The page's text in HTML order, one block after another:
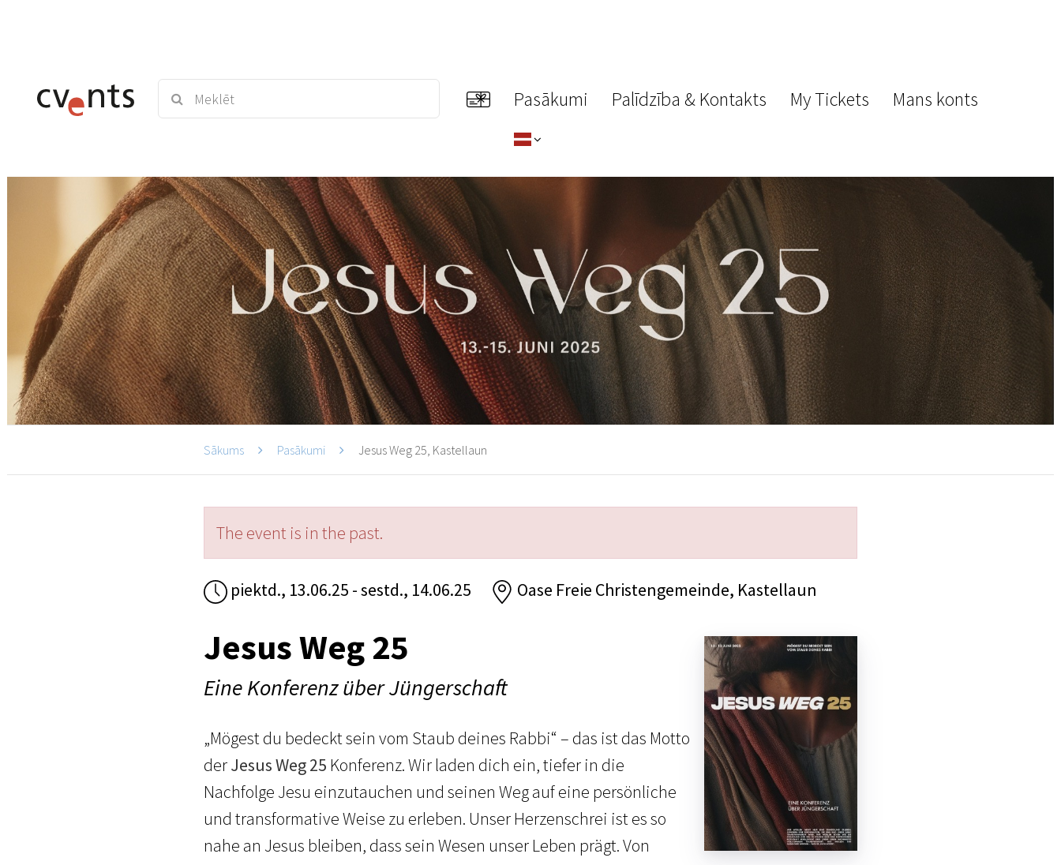
Pasākumi Palīdzība & Kontakts My Tickets Mans konts
Sākums Pasākumi Jesus Weg 25, Kastellaun
The event is in the past.
piektd., 13.06.25 - sestd., 14.06.25 Oase Freie Christengemeinde, Kastellaun
Jesus Weg 25
Eine Konferenz über Jüngerschaft
„Mögest du bedeckt sein vom Staub deines Rabbi“ – das ist das Motto
derJesus Weg 25 Konferenz. Wir laden dich ein, tiefer in die
Nachfolge Jesu einzutauchen und seinen Weg auf eine persönliche
und transformative Weise zu erleben. Unser Herzenschrei ist es so
nahe an Jesus bleiben, dass sein Wesen unser Leben prägt. Von